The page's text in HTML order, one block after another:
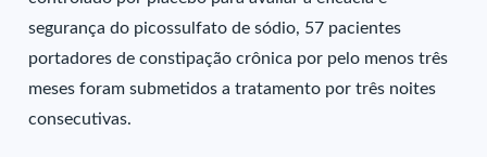
segurança do picossulfato de sódio, 57 pacientes
portadores de constipação crônica por pelo menos três
meses foram submetidos a tratamento por três noites
consecutivas.